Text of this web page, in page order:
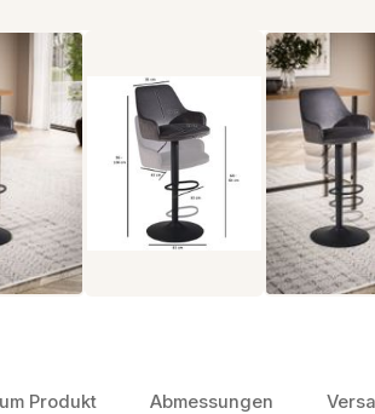
Produkt Abmessungen